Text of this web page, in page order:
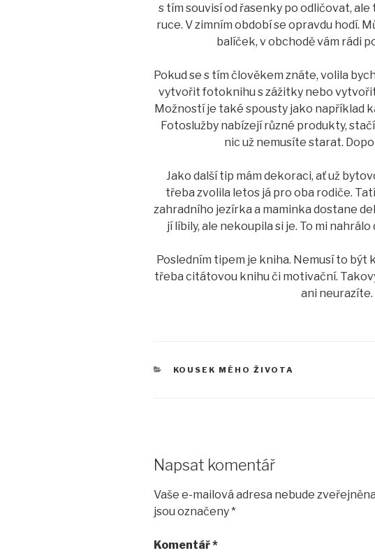
s tím souvisí od řasenky po odličovat,
ruce. V zimním období se opravdu hodí.
balíček, v obchodě vám rádi
Pokud se s tím člověkem znáte, volila
vytvořit fotoknihu s zážitky nebo
Možností je také spousty jako například
Fotoslužby nabízejí různé produkty,
nic už nemusíte starat.
Jako další tip mám dekoraci, ať už
třeba zvolila letos já pro oba rodiče.
zahradního jezírka a maminka dostane
jí líbily, ale nekoupila si je. To mi
Posledním tipem je kniha. Nemusí to být
třeba citátovou knihu či motivační.
ani neurazíte.
RUBRIKY
KOUSEK MÉHO ŽIVOTA
Napsat komentář
Vaše e-mailová adresa nebude
jsou označeny*
Komentář*